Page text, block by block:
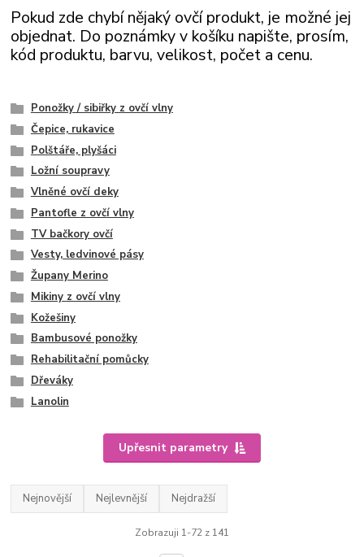
Pokud zde chybí nějaký ovčí produkt, je možné jej
objednat. Do poznámky v košíku napište, prosím,
kód produktu, barvu, velikost, počet a cenu.
Ponožky / sibiřky z ovčí vlny
Čepice, rukavice
Polštáře, plyšáci
Ložní soupravy
Vlněné ovčí deky
Pantofle z ovčí vlny
TV bačkory ovčí
Vesty, ledvinové pásy
Župany Merino
Mikiny z ovčí vlny
Kožešiny
Bambusové ponožky
Rehabilitační pomůcky
Dřeváky
Lanolin
Upřesnit parametry
Nejnovější Nejlevnější Nejdražší
Zobrazuji 1-72 z 141